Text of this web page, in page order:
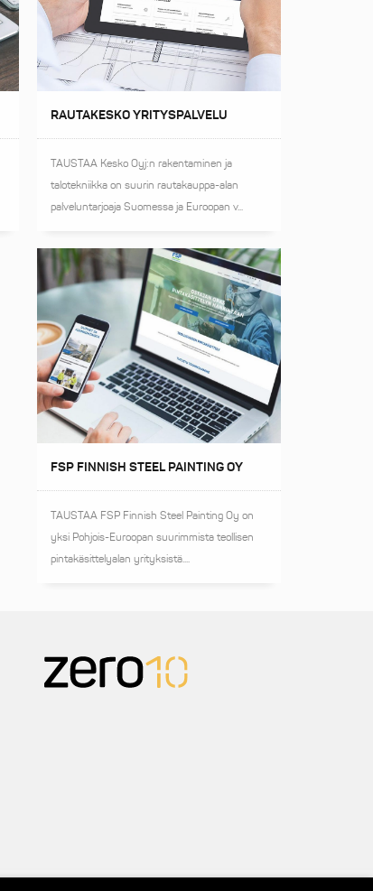
RAUTAKESKO YRITYSPALVELU
TAUSTAA Kesko Oyj:n rakentaminen ja
talotekniikka on suurin rautakauppa-alan
palveluntarjoaja Suomessa ja Euroopan v...
FSP FINNISH STEEL PAINTING OY
TAUSTAA FSP Finnish Steel Painting Oy on
yksi Pohjois-Euroopan suurimmista teollisen
pintakäsittelyalan yrityksistä....